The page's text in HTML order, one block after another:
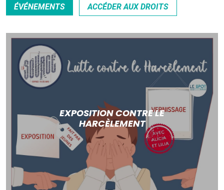
ÉVÉNEMENTS ACCÉDER AUX DROITS
EXPOSITION CONTRE LE
HARCÈLEMENT